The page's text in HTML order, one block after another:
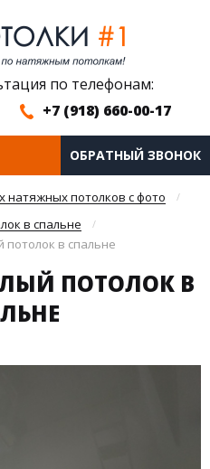
по телефонам:
+7 (918) 660-00-17
ОБРАТНЫЙ ЗВОНОК
натяжных потолков с фото
в спальне
в спальне
ПОТОЛОК В